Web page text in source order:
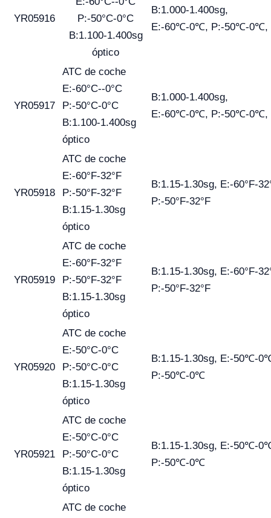
YR05916
P:-50°C-0°C
B:1.100-1.400sg
óptico
B:1.000-1.400sg,
E:-60℃-0℃, P:-50℃-0℃,
YR05917
ATC de coche
E:-60°C--0°C
P:-50°C-0°C
B:1.100-1.400sg
óptico
B:1.000-1.400sg,
E:-60℃-0℃, P:-50℃-0℃,
YR05918
ATC de coche
E:-60°F-32°F
P:-50°F-32°F
B:1.15-1.30sg
óptico
B:1.15-1.30sg, E:-60°F-
P:-50°F-32°F
YR05919
ATC de coche
E:-60°F-32°F
P:-50°F-32°F
B:1.15-1.30sg
óptico
B:1.15-1.30sg, E:-60°F-
P:-50°F-32°F
YR05920
ATC de coche
E:-50°C-0°C
P:-50°C-0°C
B:1.15-1.30sg
óptico
B:1.15-1.30sg, E:-50℃-
P:-50℃-0℃
YR05921
ATC de coche
E:-50°C-0°C
P:-50°C-0°C
B:1.15-1.30sg
óptico
B:1.15-1.30sg, E:-50℃-
P:-50℃-0℃
ATC de coche